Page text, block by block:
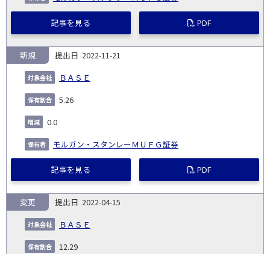
記事を見る PDF
2022-11-21
ＢＡＳＥ
新規
5.26
0.0
モルガン・スタンレーＭＵＦＧ証券
記事を見る PDF
2022-04-15
ＢＡＳＥ
変更
12.29